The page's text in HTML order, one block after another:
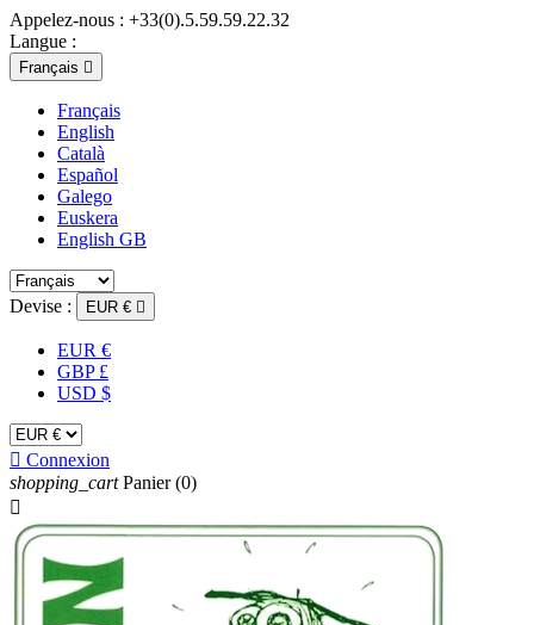
Appelez-nous : +33(0).5.59.59.22.32
Langue :
Français 
Français
English
Català
Español
Galego
Euskera
English GB
Devise : EUR € 
EUR €
GBP £
USD $
 Connexion
shopping_cart Panier (0)
